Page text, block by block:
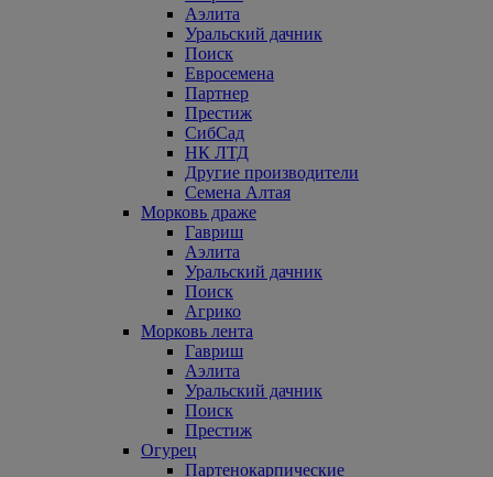
Аэлита
Уральский дачник
Поиск
Евросемена
Партнер
Престиж
СибСад
НК ЛТД
Другие производители
Семена Алтая
Морковь драже
Гавриш
Аэлита
Уральский дачник
Поиск
Агрико
Морковь лента
Гавриш
Аэлита
Уральский дачник
Поиск
Престиж
Огурец
Партенокарпические